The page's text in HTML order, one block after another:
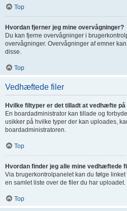
Top
Hvordan fjerner jeg mine overvågninger?
Du kan fjerne overvågninger i
overvågninger. Overvågninger af emner
disse.
Top
Vedhæftede filer
Hvilke filtyper er det tilladt at vedhæfte på
En boardadministrator kan tillade og
usikker på hvilke typer der kan uploades,
boardadministratoren.
Top
Hvordan finder jeg alle mine vedhæftede
Via brugerkontrolpanelet kan du følge
en samlet liste over de filer du har uploadet.
Top